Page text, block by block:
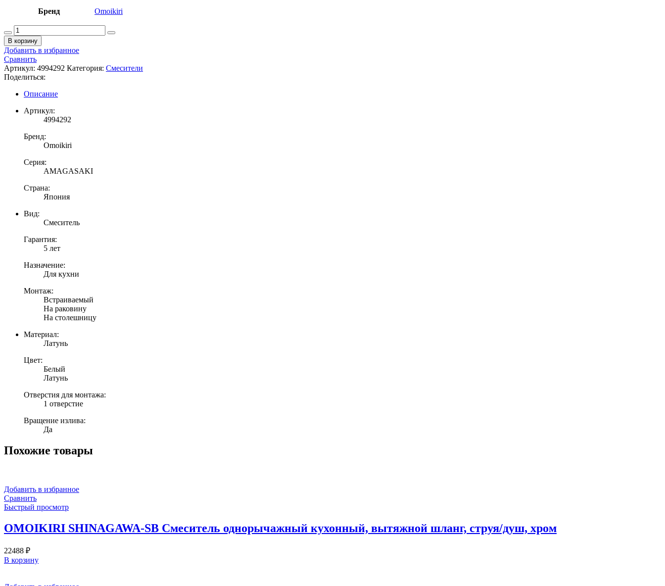
Бренд Omoikiri
Количество
товара
OMOIKIRI
AMAGASAKI
Смеситель
однорычажный
с
краном
для
питьевой
латунь/
В корзину
Добавить в избранное
Сравнить
Артикул: 4994292 Категория: Смесители
Поделиться:
Описание
Артикул:
4994292
Бренд:
Omoikiri
Серия:
AMAGASAKI
Страна:
Япония
Вид:
Смеситель
Гарантия:
5 лет
Назначение:
Для кухни
Монтаж:
Встраиваемый
На раковину
На столешницу
Материал:
Латунь
Цвет:
Белый
Латунь
Отверстия для монтажа:
1 отверстие
Вращение излива:
Да
Похожие товары
Добавить в избранное
Сравнить
Быстрый просмотр
OMOIKIRI SHINAGAWA-SB Смеситель однорычажный кухонный, вытяжной шланг, струя/душ, хром
22488 ₽
В корзину